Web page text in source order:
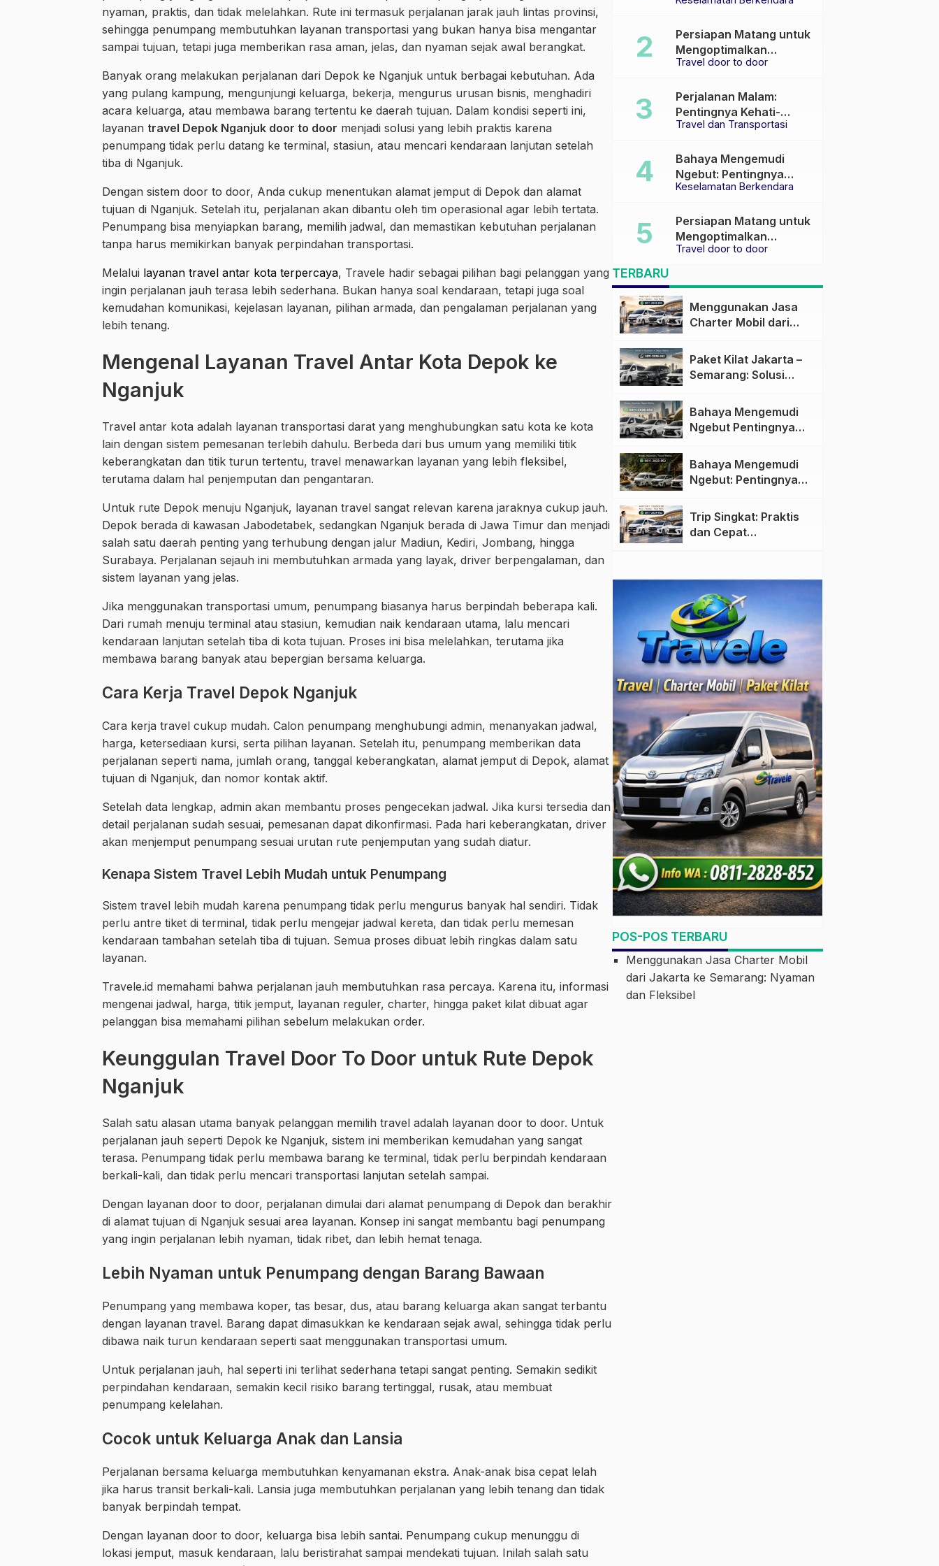
nyaman, praktis, dan tidak melelahkan. Rute ini termasuk perjalanan jarak jauh lintas provinsi,
sehingga penumpang membutuhkan layanan transportasi yang bukan hanya bisa mengantar
sampai tujuan, tetapi juga memberikan rasa aman, jelas, dan nyaman sejak awal berangkat.
Banyak orang melakukan perjalanan dari Depok ke Nganjuk untuk berbagai kebutuhan. Ada
yang pulang kampung, mengunjungi keluarga, bekerja, mengurus urusan bisnis, menghadiri
acara keluarga, atau membawa barang tertentu ke daerah tujuan. Dalam kondisi seperti ini,
layanan travel Depok Nganjuk door to door menjadi solusi yang lebih praktis karena
penumpang tidak perlu datang ke terminal, stasiun, atau mencari kendaraan lanjutan setelah
tiba di Nganjuk.
Dengan sistem door to door, Anda cukup menentukan alamat jemput di Depok dan alamat
tujuan di Nganjuk. Setelah itu, perjalanan akan dibantu oleh tim operasional agar lebih tertata.
Penumpang bisa menyiapkan barang, memilih jadwal, dan memastikan kebutuhan perjalanan
tanpa harus memikirkan banyak perpindahan transportasi.
Melalui layanan travel antar kota terpercaya, Travele hadir sebagai pilihan bagi pelanggan yang
ingin perjalanan jauh terasa lebih sederhana. Bukan hanya soal kendaraan, tetapi juga soal
kemudahan komunikasi, kejelasan layanan, pilihan armada, dan pengalaman perjalanan yang
lebih tenang.
Mengenal Layanan Travel Antar Kota Depok ke
Nganjuk
Travel antar kota adalah layanan transportasi darat yang menghubungkan satu kota ke kota
lain dengan sistem pemesanan terlebih dahulu. Berbeda dari bus umum yang memiliki titik
keberangkatan dan titik turun tertentu, travel menawarkan layanan yang lebih fleksibel,
terutama dalam hal penjemputan dan pengantaran.
Untuk rute Depok menuju Nganjuk, layanan travel sangat relevan karena jaraknya cukup jauh.
Depok berada di kawasan Jabodetabek, sedangkan Nganjuk berada di Jawa Timur dan menjadi
salah satu daerah penting yang terhubung dengan jalur Madiun, Kediri, Jombang, hingga
Surabaya. Perjalanan sejauh ini membutuhkan armada yang layak, driver berpengalaman, dan
sistem layanan yang jelas.
Jika menggunakan transportasi umum, penumpang biasanya harus berpindah beberapa kali.
Dari rumah menuju terminal atau stasiun, kemudian naik kendaraan utama, lalu mencari
kendaraan lanjutan setelah tiba di kota tujuan. Proses ini bisa melelahkan, terutama jika
membawa barang banyak atau bepergian bersama keluarga.
Cara Kerja Travel Depok Nganjuk
Cara kerja travel cukup mudah. Calon penumpang menghubungi admin, menanyakan jadwal,
harga, ketersediaan kursi, serta pilihan layanan. Setelah itu, penumpang memberikan data
perjalanan seperti nama, jumlah orang, tanggal keberangkatan, alamat jemput di Depok, alamat
tujuan di Nganjuk, dan nomor kontak aktif.
Setelah data lengkap, admin akan membantu proses pengecekan jadwal. Jika kursi tersedia dan
detail perjalanan sudah sesuai, pemesanan dapat dikonfirmasi. Pada hari keberangkatan, driver
akan menjemput penumpang sesuai urutan rute penjemputan yang sudah diatur.
Kenapa Sistem Travel Lebih Mudah untuk Penumpang
Sistem travel lebih mudah karena penumpang tidak perlu mengurus banyak hal sendiri. Tidak
perlu antre tiket di terminal, tidak perlu mengejar jadwal kereta, dan tidak perlu memesan
kendaraan tambahan setelah tiba di tujuan. Semua proses dibuat lebih ringkas dalam satu
layanan.
Travele.id memahami bahwa perjalanan jauh membutuhkan rasa percaya. Karena itu, informasi
mengenai jadwal, harga, titik jemput, layanan reguler, charter, hingga paket kilat dibuat agar
pelanggan bisa memahami pilihan sebelum melakukan order.
Keunggulan Travel Door To Door untuk Rute Depok
Nganjuk
Salah satu alasan utama banyak pelanggan memilih travel adalah layanan door to door. Untuk
perjalanan jauh seperti Depok ke Nganjuk, sistem ini memberikan kemudahan yang sangat
terasa. Penumpang tidak perlu membawa barang ke terminal, tidak perlu berpindah kendaraan
berkali-kali, dan tidak perlu mencari transportasi lanjutan setelah sampai.
Dengan layanan door to door, perjalanan dimulai dari alamat penumpang di Depok dan berakhir
di alamat tujuan di Nganjuk sesuai area layanan. Konsep ini sangat membantu bagi penumpang
yang ingin perjalanan lebih nyaman, tidak ribet, dan lebih hemat tenaga.
Lebih Nyaman untuk Penumpang dengan Barang Bawaan
Penumpang yang membawa koper, tas besar, dus, atau barang keluarga akan sangat terbantu
dengan layanan travel. Barang dapat dimasukkan ke kendaraan sejak awal, sehingga tidak perlu
dibawa naik turun kendaraan seperti saat menggunakan transportasi umum.
Untuk perjalanan jauh, hal seperti ini terlihat sederhana tetapi sangat penting. Semakin sedikit
perpindahan kendaraan, semakin kecil risiko barang tertinggal, rusak, atau membuat
penumpang kelelahan.
Cocok untuk Keluarga Anak dan Lansia
Perjalanan bersama keluarga membutuhkan kenyamanan ekstra. Anak-anak bisa cepat lelah
jika harus transit berkali-kali. Lansia juga membutuhkan perjalanan yang lebih tenang dan tidak
banyak berpindah tempat.
Dengan layanan door to door, keluarga bisa lebih santai. Penumpang cukup menunggu di
lokasi jemput, masuk kendaraan, lalu beristirahat sampai mendekati tujuan. Inilah salah satu
Travel door to door
Persiapan Matang untuk
Mengoptimalkan
Pengalaman Travel
Travel dan Transportasi
Perjalanan Malam:
Pentingnya Kehati-
hatian dan Pemilihan
Keselamatan Berkendara
Bahaya Mengemudi
Ngebut: Pentingnya
Keselamatan di Jalan
Travel door to door
Persiapan Matang untuk
Mengoptimalkan
Pengalaman Travel
TERBARU
Menggunakan Jasa
Charter Mobil dari
Nyaman dan Fleksibel
Paket Kilat Jakarta –
Semarang: Solusi
Efisien
Bahaya Mengemudi
Ngebut Pentingnya
raya
Bahaya Mengemudi
Ngebut: Pentingnya
Trip Singkat: Praktis
dan Cepat
POS-POS TERBARU
Menggunakan Jasa Charter Mobil
dari Jakarta ke Semarang: Nyaman
dan Fleksibel